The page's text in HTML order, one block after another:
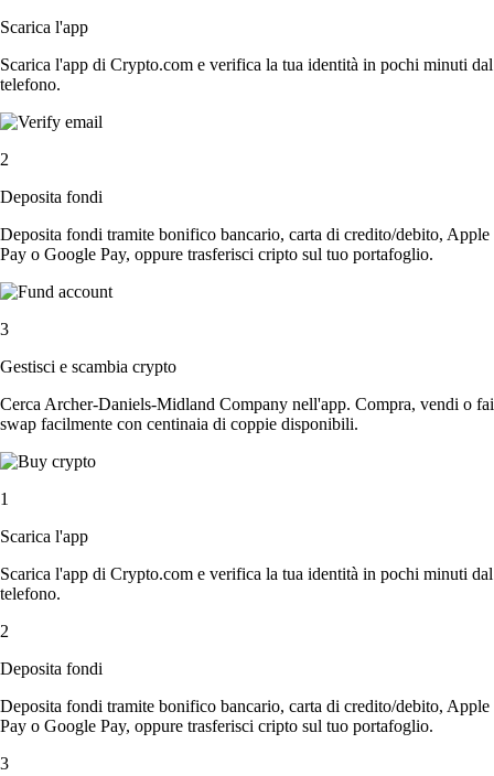
Scarica l'app
Scarica l'app di Crypto.com e verifica la tua identità in pochi minuti dal
telefono.
2
Deposita fondi
Deposita fondi tramite bonifico bancario, carta di credito/debito, Apple
Pay o Google Pay, oppure trasferisci cripto sul tuo portafoglio.
3
Gestisci e scambia crypto
Cerca Archer-Daniels-Midland Company nell'app. Compra, vendi o fai
swap facilmente con centinaia di coppie disponibili.
1
Scarica l'app
Scarica l'app di Crypto.com e verifica la tua identità in pochi minuti dal
telefono.
2
Deposita fondi
Deposita fondi tramite bonifico bancario, carta di credito/debito, Apple
Pay o Google Pay, oppure trasferisci cripto sul tuo portafoglio.
3